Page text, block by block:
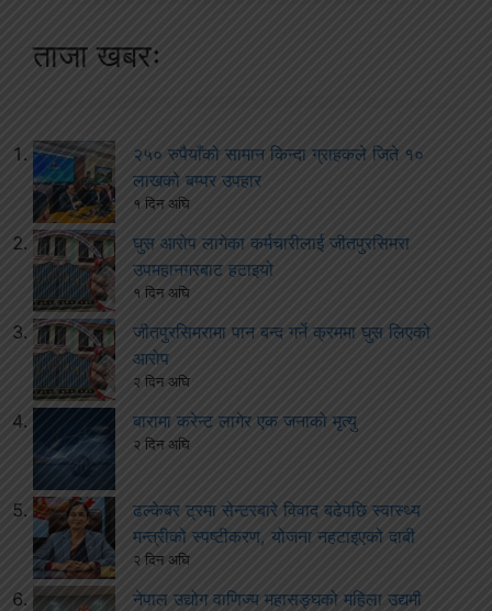
ताजा खबरः
२५० रुपैयाँको सामान किन्दा ग्राहकले जिते १०
लाखको बम्पर उपहार
१ दिन अघि
घुस आरोप लागेका कर्मचारीलाई जीतपुरसिमरा
उपमहानगरबाट हटाइयो
१ दिन अघि
जीतपुरसिमरामा पान बन्द गर्ने क्रममा घुस लिएको
आरोप
२ दिन अघि
बारामा करेन्ट लागेर एक जनाको मृत्यु
२ दिन अघि
ढल्केबर ट्रमा सेन्टरबारे विवाद बढेपछि स्वास्थ्य
मन्त्रीको स्पष्टीकरण, योजना नहटाइएको दाबी
२ दिन अघि
नेपाल उद्योग वाणिज्य महासङ्घको महिला उद्यमी